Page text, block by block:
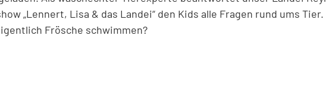
„Lennert, Lisa & das Landei“ den Kids alle Fragen rund ums Tier.
Frösche schwimmen?